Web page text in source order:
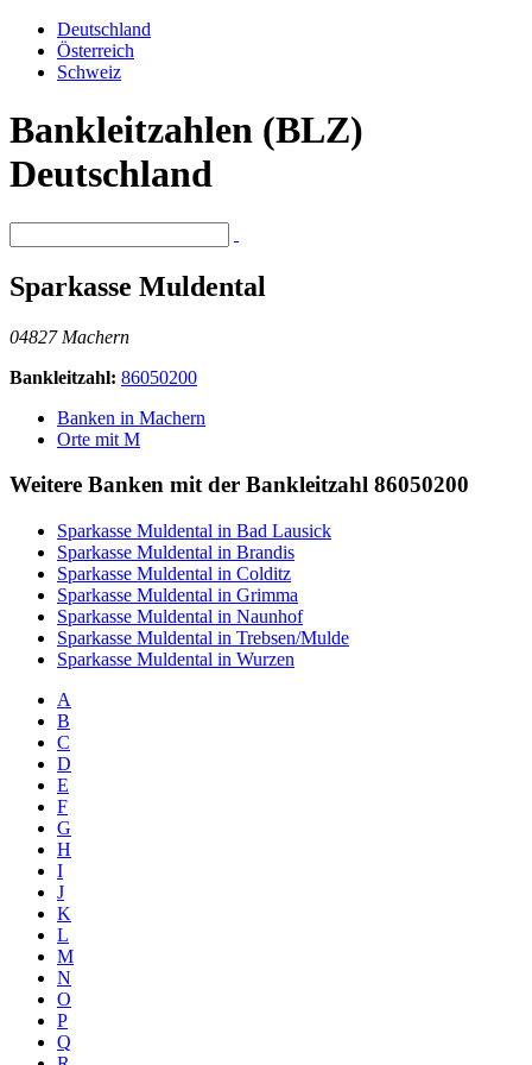
Deutschland
Österreich
Schweiz
Bankleitzahlen (BLZ)
Deutschland
Sparkasse Muldental
04827 Machern
Bankleitzahl: 86050200
Banken in Machern
Orte mit M
Weitere Banken mit der Bankleitzahl 86050200
Sparkasse Muldental in Bad Lausick
Sparkasse Muldental in Brandis
Sparkasse Muldental in Colditz
Sparkasse Muldental in Grimma
Sparkasse Muldental in Naunhof
Sparkasse Muldental in Trebsen/Mulde
Sparkasse Muldental in Wurzen
A
B
C
D
E
F
G
H
I
J
K
L
M
N
O
P
Q